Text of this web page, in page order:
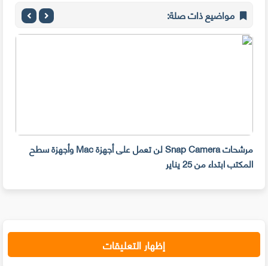
مواضيع ذات صلة:
مرشحات Snap Camera لن تعمل على أجهزة Mac وأجهزة سطح
المكتب ابتداء من 25 يناير
إظهار التعليقات